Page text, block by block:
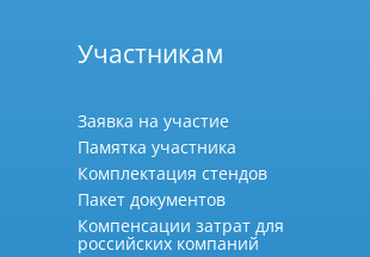
Участникам
Заявка на участие
Памятка участника
Комплектация стендов
Пакет документов
Компенсации затрат для
российских компаний